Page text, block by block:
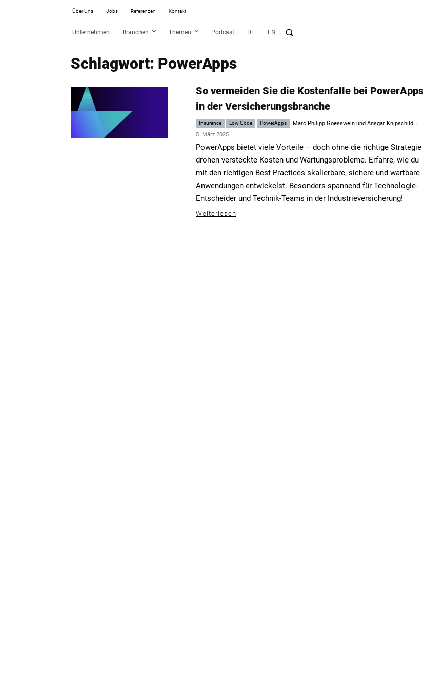
Über Uns Jobs Referenzen Kontakt
Unternehmen Branchen Themen Podcast DE EN
Schlagwort: PowerApps
So vermeiden Sie die Kostenfalle bei PowerApps
in der Versicherungsbranche
Insurance Low Code PowerApps Marc Philipp Goesswein und Ansgar Knipschild -
5. März 2025
PowerApps bietet viele Vorteile – doch ohne die richtige Strategie
drohen versteckte Kosten und Wartungsprobleme. Erfahre, wie du
mit den richtigen Best Practices skalierbare, sichere und wartbare
Anwendungen entwickelst. Besonders spannend für Technologie-
Entscheider und Technik-Teams in der Industrieversicherung!
Weiterlesen